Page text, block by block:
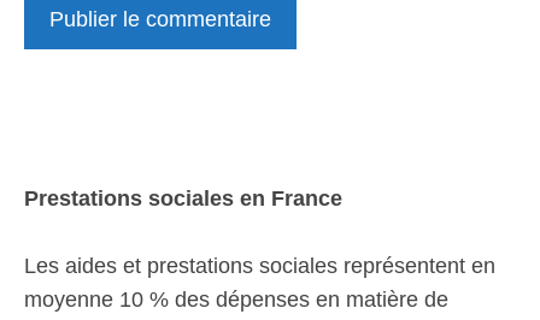
Prestations sociales en France
Les aides et prestations sociales représentent en
moyenne 10 % des dépenses en matière de